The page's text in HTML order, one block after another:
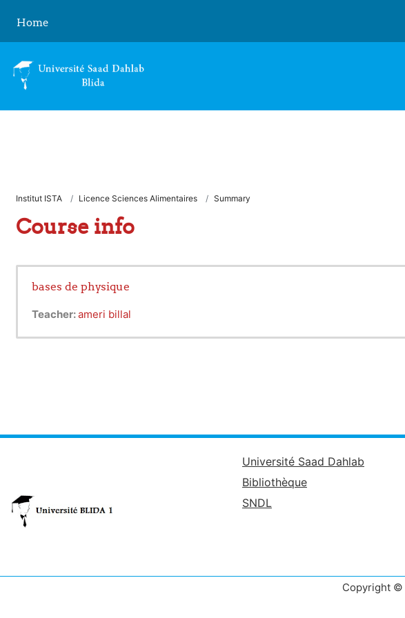
Home
Institut ISTA Licence Sciences Alimentaires Summary
Course info
bases de physique
Teacher:ameri billal
Université Saad Dahlab
Bibliothèque
SNDL
Copyright ©